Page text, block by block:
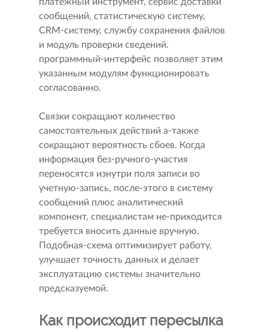
сообщений, статистическую систему,
CRM-систему, службу сохранения файлов
и модуль проверки сведений.
программный-интерфейс позволяет этим
указанным модулям функционировать
согласованно.
Связки сокращают количество
самостоятельных действий а-также
сокращают вероятность сбоев. Когда
информация без-ручного-участия
переносятся изнутри поля записи во
учетную-запись, после-этого в систему
сообщений плюс аналитический
компонент, специалистам не-приходится
требуется вносить данные вручную.
Подобная-схема оптимизирует работу,
улучшает точность данных и делает
эксплуатацию системы значительно
предсказуемой.
Как происходит пересылка